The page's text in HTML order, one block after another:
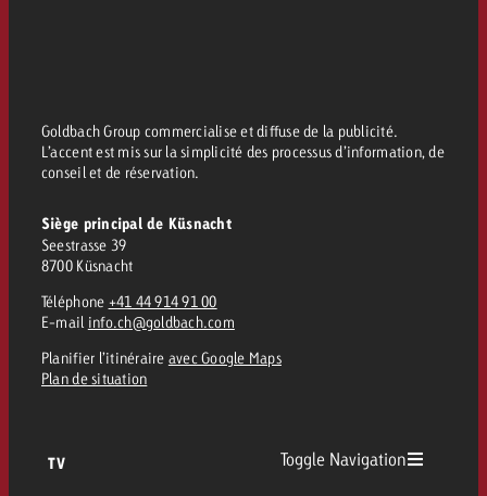
Goldbach Group commercialise et diffuse de la publicité.
L’accent est mis sur la simplicité des processus d’information, de
conseil et de réservation.
Siège principal de Küsnacht
Seestrasse 39
8700 Küsnacht
Téléphone +41 44 914 91 00
E-mail info.ch@goldbach.com
Planifier l’itinéraire avec Google Maps
Plan de situation
TV Toggle Navigation